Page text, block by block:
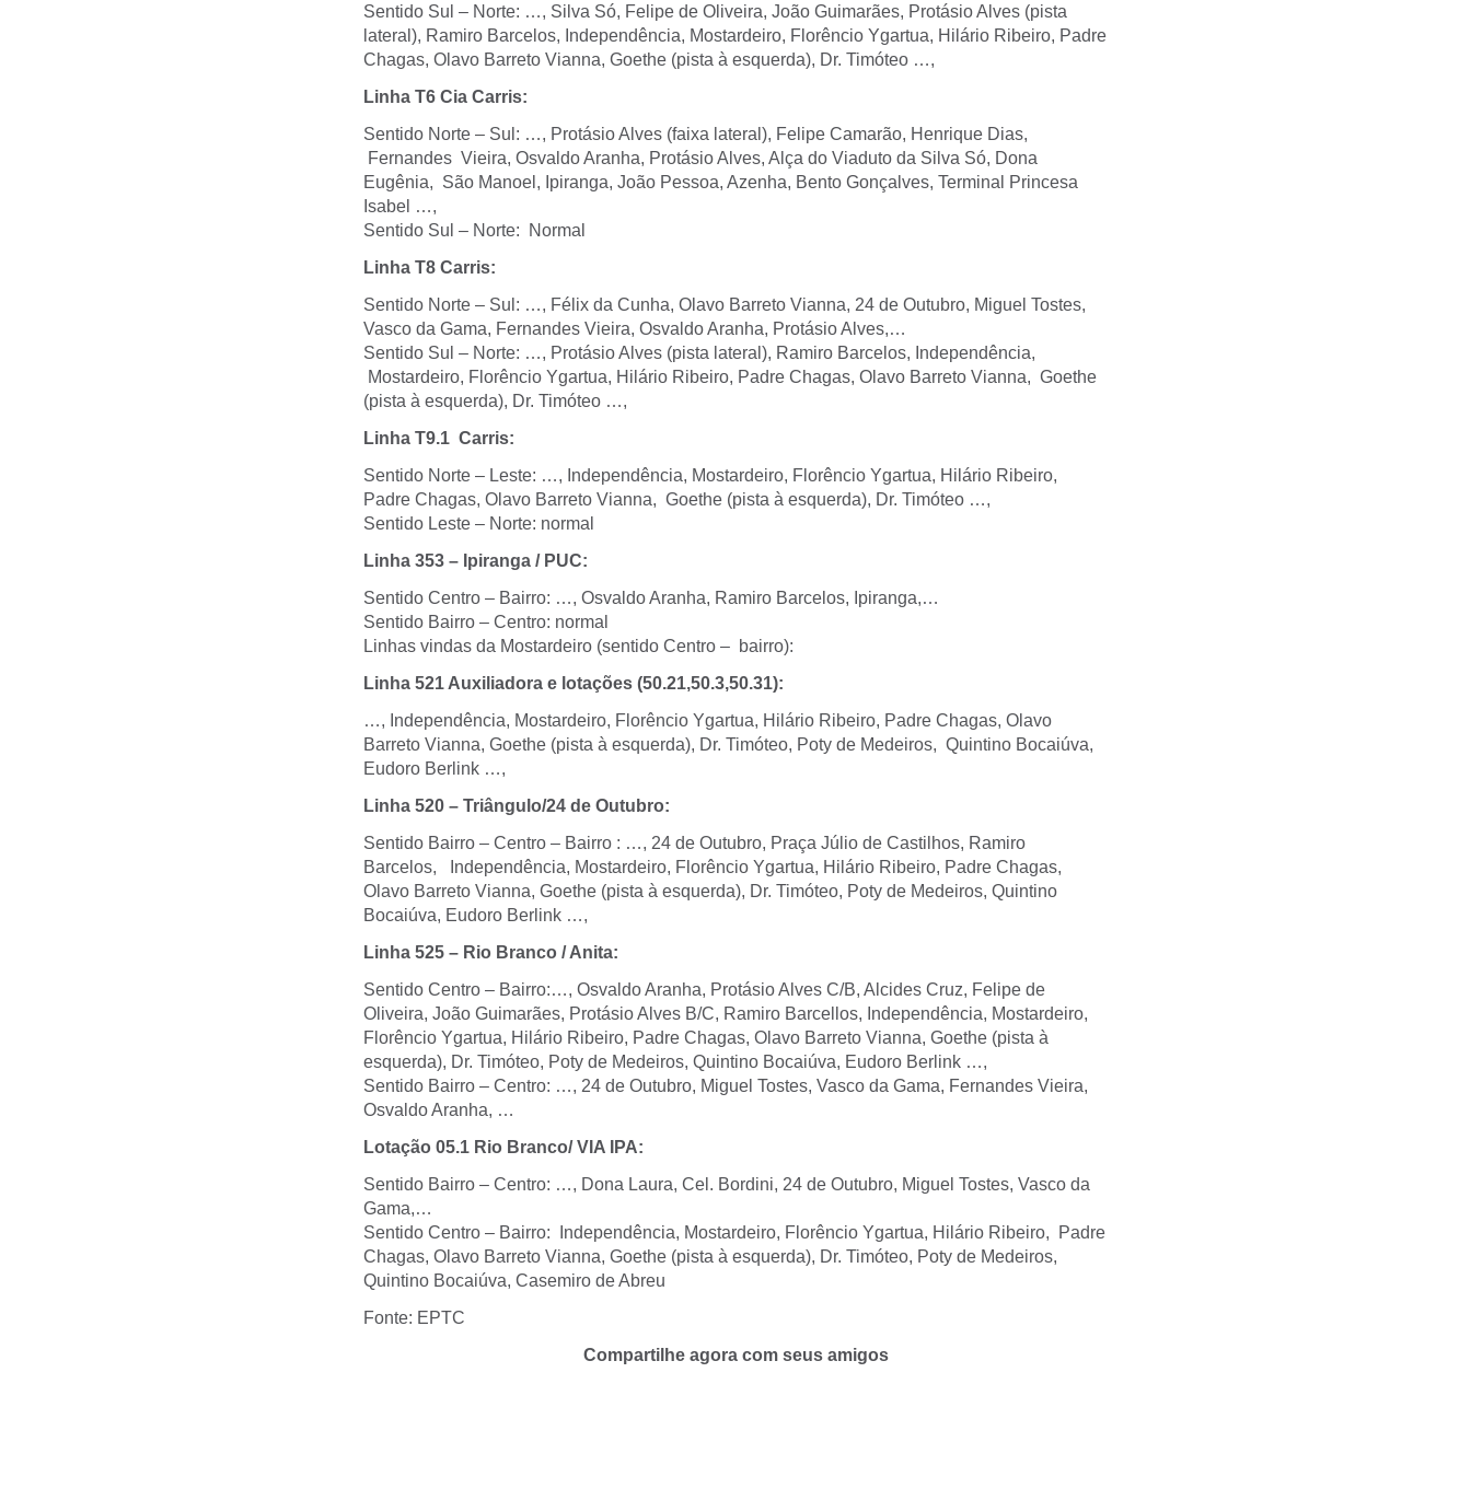
Sentido Sul – Norte: …, Silva Só, Felipe de Oliveira, João Guimarães, Protásio Alves (pista
lateral), Ramiro Barcelos, Independência, Mostardeiro, Florêncio Ygartua, Hilário Ribeiro, Padre
Chagas, Olavo Barreto Vianna, Goethe (pista à esquerda), Dr. Timóteo …,
Linha T6 Cia Carris:
Sentido Norte – Sul: …, Protásio Alves (faixa lateral), Felipe Camarão, Henrique Dias,
Fernandes Vieira, Osvaldo Aranha, Protásio Alves, Alça do Viaduto da Silva Só, Dona
Eugênia, São Manoel, Ipiranga, João Pessoa, Azenha, Bento Gonçalves, Terminal Princesa
Isabel …,
Sentido Sul – Norte: Normal
Linha T8 Carris:
Sentido Norte – Sul: …, Félix da Cunha, Olavo Barreto Vianna, 24 de Outubro, Miguel Tostes,
Vasco da Gama, Fernandes Vieira, Osvaldo Aranha, Protásio Alves,…
Sentido Sul – Norte: …, Protásio Alves (pista lateral), Ramiro Barcelos, Independência,
Mostardeiro, Florêncio Ygartua, Hilário Ribeiro, Padre Chagas, Olavo Barreto Vianna, Goethe
(pista à esquerda), Dr. Timóteo …,
Linha T9.1 Carris:
Sentido Norte – Leste: …, Independência, Mostardeiro, Florêncio Ygartua, Hilário Ribeiro,
Padre Chagas, Olavo Barreto Vianna, Goethe (pista à esquerda), Dr. Timóteo …,
Sentido Leste – Norte: normal
Linha 353 – Ipiranga / PUC:
Sentido Centro – Bairro: …, Osvaldo Aranha, Ramiro Barcelos, Ipiranga,…
Sentido Bairro – Centro: normal
Linhas vindas da Mostardeiro (sentido Centro – bairro):
Linha 521 Auxiliadora e lotações (50.21,50.3,50.31):
…, Independência, Mostardeiro, Florêncio Ygartua, Hilário Ribeiro, Padre Chagas, Olavo
Barreto Vianna, Goethe (pista à esquerda), Dr. Timóteo, Poty de Medeiros, Quintino Bocaiúva,
Eudoro Berlink …,
Linha 520 – Triângulo/24 de Outubro:
Sentido Bairro – Centro – Bairro : …, 24 de Outubro, Praça Júlio de Castilhos, Ramiro
Barcelos, Independência, Mostardeiro, Florêncio Ygartua, Hilário Ribeiro, Padre Chagas,
Olavo Barreto Vianna, Goethe (pista à esquerda), Dr. Timóteo, Poty de Medeiros, Quintino
Bocaiúva, Eudoro Berlink …,
Linha 525 – Rio Branco / Anita:
Sentido Centro – Bairro:…, Osvaldo Aranha, Protásio Alves C/B, Alcides Cruz, Felipe de
Oliveira, João Guimarães, Protásio Alves B/C, Ramiro Barcellos, Independência, Mostardeiro,
Florêncio Ygartua, Hilário Ribeiro, Padre Chagas, Olavo Barreto Vianna, Goethe (pista à
esquerda), Dr. Timóteo, Poty de Medeiros, Quintino Bocaiúva, Eudoro Berlink …,
Sentido Bairro – Centro: …, 24 de Outubro, Miguel Tostes, Vasco da Gama, Fernandes Vieira,
Osvaldo Aranha, …
Lotação 05.1 Rio Branco/ VIA IPA:
Sentido Bairro – Centro: …, Dona Laura, Cel. Bordini, 24 de Outubro, Miguel Tostes, Vasco da
Gama,…
Sentido Centro – Bairro: Independência, Mostardeiro, Florêncio Ygartua, Hilário Ribeiro, Padre
Chagas, Olavo Barreto Vianna, Goethe (pista à esquerda), Dr. Timóteo, Poty de Medeiros,
Quintino Bocaiúva, Casemiro de Abreu
Fonte: EPTC
Compartilhe agora com seus amigos